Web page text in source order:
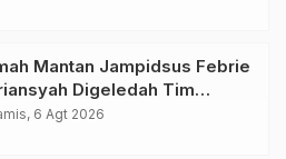
Mantan Jampidsus Febrie
Digeledah Tim
Kejaksaan Agung,
6 Agt 2026